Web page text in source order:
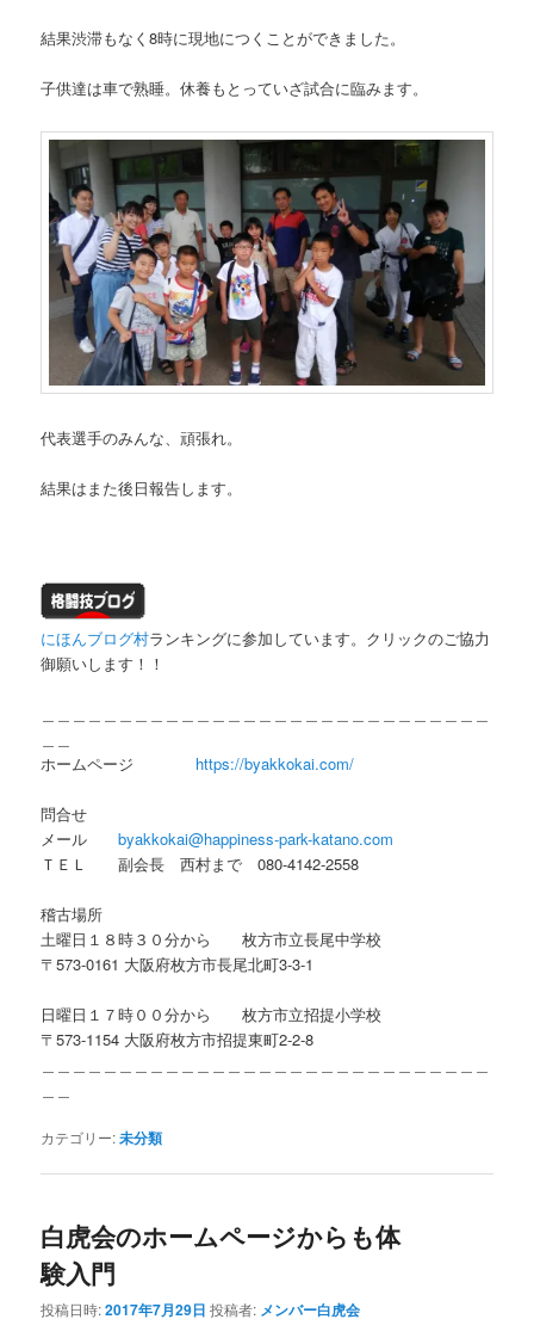
結果渋滞もなく8時に現地につくことができました。
子供達は車で熟睡。休養もとっていざ試合に臨みます。
代表選手のみんな、頑張れ。
結果はまた後日報告します。
にほんブログ村ランキングに参加しています。クリックのご協力
御願いします！！
ホームページ https://byakkokai.com/
問合せ
メールbyakkokai@happiness-park-katano.com
ＴＥＬ 副会長 西村まで 080-4142-2558
稽古場所
土曜日１８時３０分から 枚方市立長尾中学校
〒573-0161 大阪府枚方市長尾北町3-3-1
日曜日１７時００分から 枚方市立招提小学校
〒573-1154 大阪府枚方市招提東町2-2-8
カテゴリー:未分類
白虎会のホームページからも体
験入門
投稿日時:2017年7月29日 投稿者: メンバー白虎会